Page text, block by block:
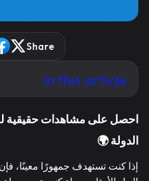
Share
احصل على مشاهدات حقيقية
الدولة 🌍
إذا كنت تستهدف جمهورًا معينًا، فإن
In this article